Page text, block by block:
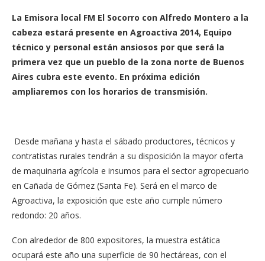
La Emisora local FM El Socorro con Alfredo Montero a la
cabeza estará presente en Agroactiva 2014, Equipo
técnico y personal están ansiosos por que será la
primera vez que un pueblo de la zona norte de Buenos
Aires cubra este evento. En próxima edición
ampliaremos con los horarios de transmisión.
Desde mañana y hasta el sábado productores, técnicos y
contratistas rurales tendrán a su disposición la mayor oferta
de maquinaria agrícola e insumos para el sector agropecuario
en Cañada de Gómez (Santa Fe). Será en el marco de
Agroactiva, la exposición que este año cumple número
redondo: 20 años.
Con alrededor de 800 expositores, la muestra estática
ocupará este año una superficie de 90 hectáreas, con el